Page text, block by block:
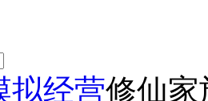
拟经营修仙家